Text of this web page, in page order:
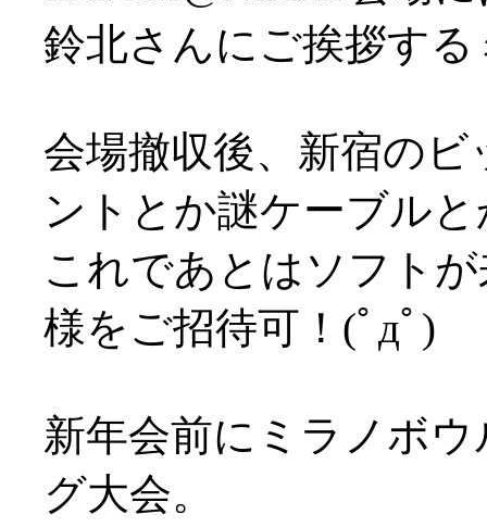
鈴北さんにご挨拶す
会場撤収後、新宿の
ントとか謎ケーブル
これであとはソフト
様をご招待可！(ﾟдﾟ)
新年会前にミラノボ
グ大会。